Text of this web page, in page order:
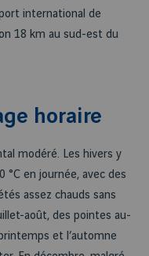
international de
18 km au sud-est du
horaire
modéré. Les hivers y
en journée, avec des
assez chauds sans
août, des pointes au-
et l’automne